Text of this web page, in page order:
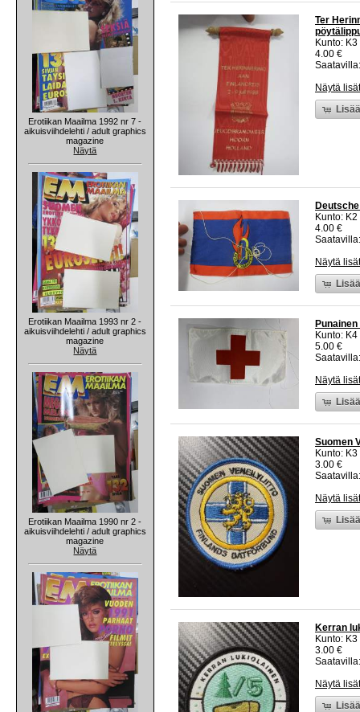
Erotiikan Maailma 1992 nr 7 -
aikuisviihdelehti / adult graphics
magazine
Näytä
Erotiikan Maailma 1993 nr 2 -
aikuisviihdelehti / adult graphics
magazine
Näytä
Erotiikan Maailma 1990 nr 2 -
aikuisviihdelehti / adult graphics
magazine
Näytä
Ter
Kunto:
4.00 €
Näytä
Kunto:
4.00 €
Näytä
Kunto:
5.00 €
Näytä
Suomen
Kunto:
3.00 €
Näytä
Kerran
Kunto:
3.00 €
Näytä